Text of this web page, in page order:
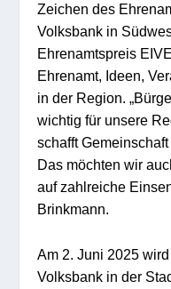
Zeichen des
Volksbank in
Ehrenamtspreis
Ehrenamt, Ideen,
in der Region.
wichtig für unsere
schafft
Das möchten wir
auf zahlreiche
Brinkmann.
Am 2. Juni 2025
Volksbank in der